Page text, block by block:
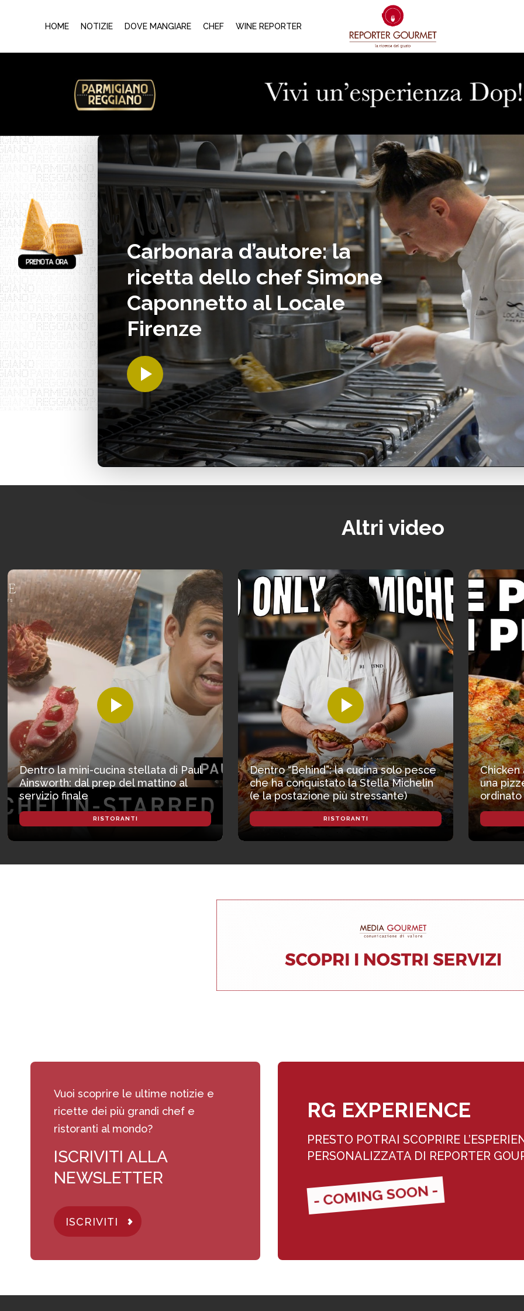
HOME NOTIZIE DOVE MANGIARE CHEF WINE REPORTER
Carbonara d’autore: la
ricetta dello chef Simone
Caponnetto al Locale
Firenze
Altri video
Dentro la mini-cucina stellata di Paul
Ainsworth: dal prep del mattino al
servizio finale
RISTORANTI
Dentro “Behind”: la cucina solo pesce
che ha conquistato la Stella Michelin
(e la postazione più stressante)
RISTORANTI
Chicken
una
ordinato
Vuoi scoprire le ultime notizie e
ricette dei più grandi chef e
ristoranti al mondo?
ISCRIVITI ALLA
NEWSLETTER
ISCRIVITI
RG EXPERIENCE
PRESTO POTRAI SCOPRIRE
PERSONALIZZATA DI REPORTER
- COMING SOON -